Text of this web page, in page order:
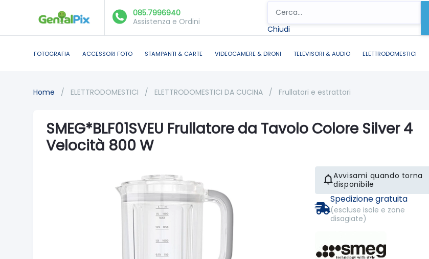
085.7996940
Assistenza e Ordini
Chiudi
FOTOGRAFIA ACCESSORI FOTO STAMPANTI & CARTE VIDEOCAMERE & DRONI TELEVISORI & AUDIO ELETTRODOMESTICI
Home / ELETTRODOMESTICI / ELETTRODOMESTICI DA CUCINA / Frullatori e estrattori
SMEG*BLF01SVEU Frullatore da Tavolo Colore Silver 4
Velocità 800 W
Avvisami quando torna
disponibile
Spedizione gratuita
(escluse isole e zone
disagiate)